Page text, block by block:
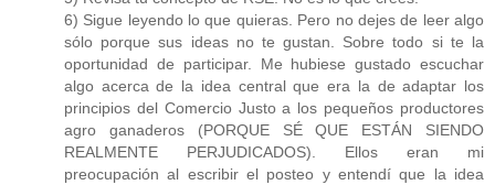
6) Sigue leyendo lo que quieras. Pero no dejes de leer algo
sólo porque sus ideas no te gustan. Sobre todo si te la
oportunidad de participar. Me hubiese gustado escuchar
algo acerca de la idea central que era la de adaptar los
principios del Comercio Justo a los pequeños productores
agro ganaderos (PORQUE SÉ QUE ESTÁN SIENDO
REALMENTE PERJUDICADOS). Ellos eran mi
preocupación al escribir el posteo y entendí que la idea